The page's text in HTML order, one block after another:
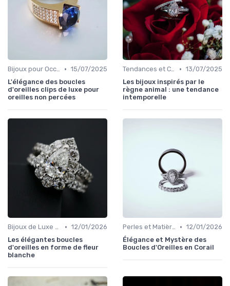
Bijoux pour Occasions Spéciales • 15/07/2025
L'élégance des boucles
d'oreilles clips de luxe pour
oreilles non percées
Tendances et Conseils de Style • 13/07/2025
Les bijoux inspirés par le
règne animal : une tendance
intemporelle
Bijoux de Luxe pour Femmes • 12/01/2026
Les élégantes boucles
d'oreilles en forme de fleur
blanche
Perles et Matières Rares • 12/01/2026
Élégance et Mystère des
Boucles d'Oreilles en Corail